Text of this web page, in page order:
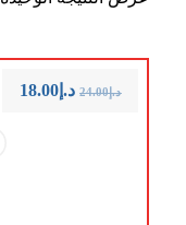
د.إ24.00 د.إ 18.00